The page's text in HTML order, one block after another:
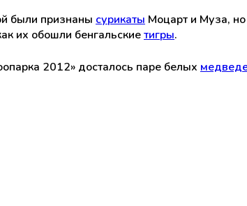
были признаны сурикаты Моцарт и Муза,
их обошли бенгальскиетигры.
2012» досталось паре белых